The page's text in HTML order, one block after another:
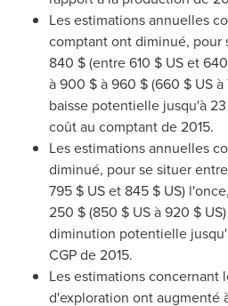
Les estimations annuelles
comptant ont diminué, pour
840 $ (entre 610 $ US et
à 900 $ à 960 $ (660 $ US
baisse potentielle jusqu'à
coût au comptant de 2015.
Les estimations annuelles
diminué, pour se situer entre
795 $ US et 845 $ US)
250 $ (850 $ US à 920 $
diminution potentielle
CGP de 2015.
Les estimations concernant
d'exploration ont augmenté